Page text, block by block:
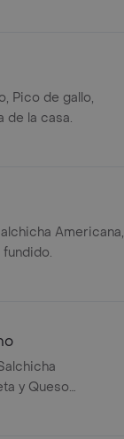
Pico de gallo,
de la casa.
Americana,
y Queso